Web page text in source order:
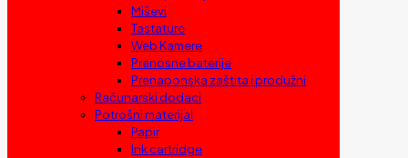
Miševi
Tastature
Web Kamere
Prenosne baterije
Prenaponska zaštita i produžni
Računarski dodaci
Potrošni materijal
Papir
Ink cartridge